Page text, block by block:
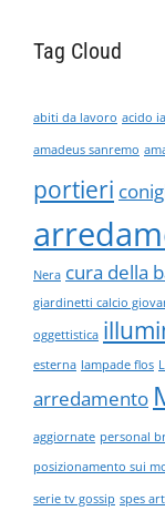
Tag Cloud
abiti da lavoro acido
amadeus sanremo
portieri
Nera cura della
giardinetti calcio
oggettistica
esterna lampade flos
arredamento
aggiornate personal
posizionamento sui
serie tv gossip spes